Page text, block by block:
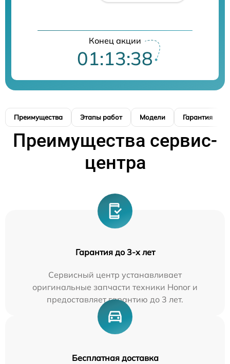
Конец акции
01:13:37
Преимущества Этапы работ Модели Гарантия
Преимущества сервис-
центра
Гарантия до 3-х лет
Сервисный центр устанавливает
оригинальные запчасти техники Honor и
предоставляет гарантию до 3 лет.
Бесплатная доставка